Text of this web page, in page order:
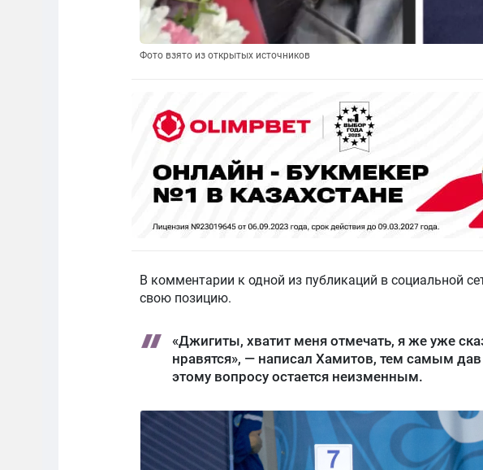
Фото взято из открытых источников
В комментарии к одной из публикаций в социальной
свою позицию.
«Джигиты, хватит меня отмечать, я же уже
нравятся», — написал Хамитов, тем самым дав
этому вопросу остается неизменным.